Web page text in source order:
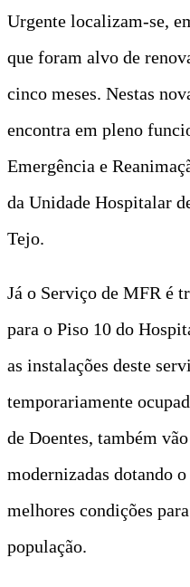
Urgente localizam-se,
que foram alvo de
cinco meses. Nestas
encontra em pleno
Emergência e
da Unidade Hospitalar
Tejo.
Já o Serviço de MFR é
para o Piso 10 do
as instalações deste
temporariamente
de Doentes, também
modernizadas dotando
melhores condições
população.